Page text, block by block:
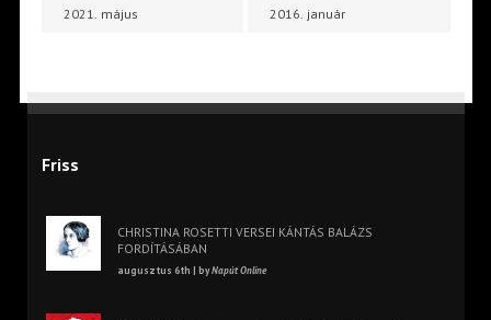
2021. május 2016. január
Friss
CHRISTINA ROSETTI VERSEI KÁNTÁS BALÁZS
FORDÍTÁSÁBAN
augusztus 6th | byNapút Online